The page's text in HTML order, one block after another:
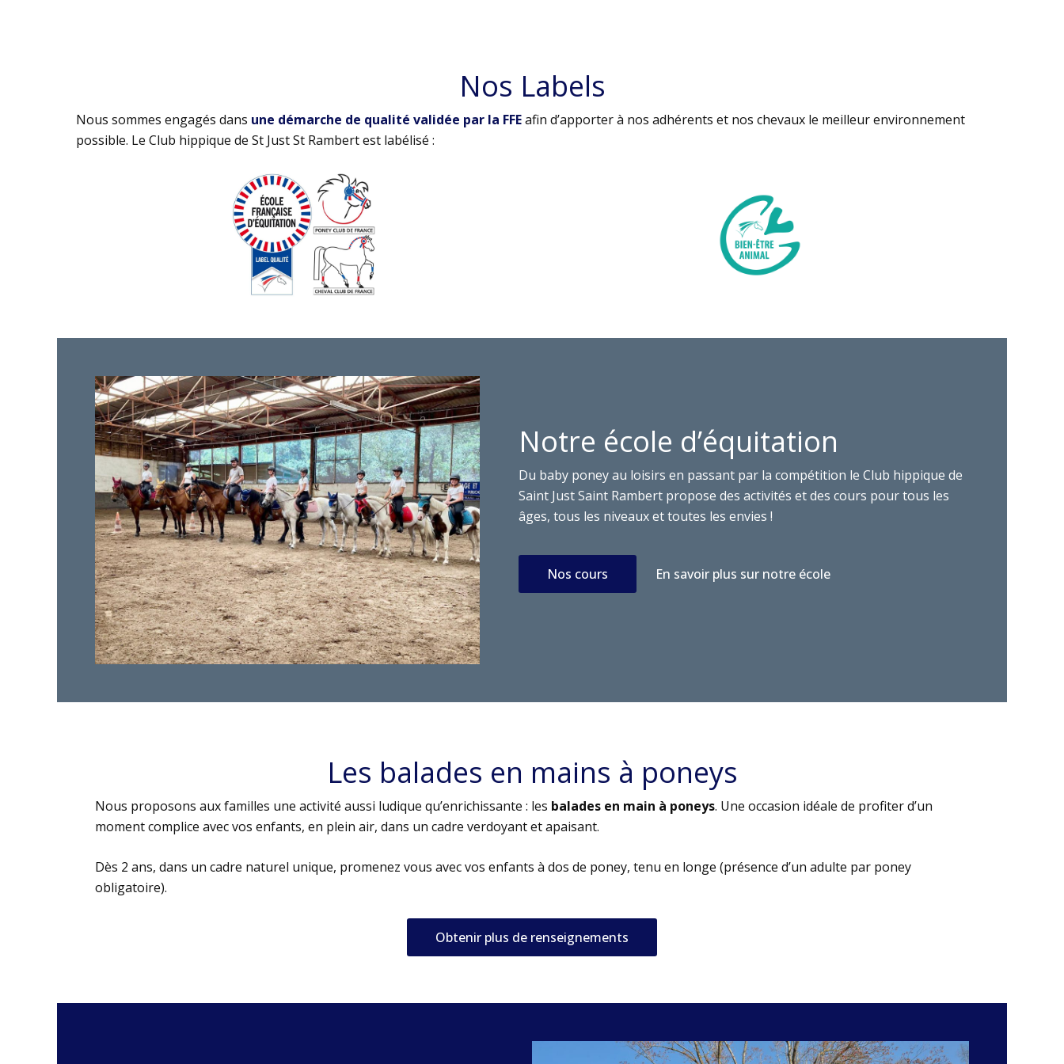
Nos Labels
Nous sommes engagés dans une démarche de qualité validée par la FFEafin d’apporter à nos adhérents et nos chevaux le meilleur environnement
possible. Le Club hippique de St Just St Rambert est labélisé :
Notre école d’équitation
Du baby poney au loisirs en passant par la compétition le Club hippique de
Saint Just Saint Rambert propose des activités et des cours pour tous les
âges, tous les niveaux et toutes les envies !
Nos cours En savoir plus sur notre école
Les balades en mains à poneys
Nous proposons aux familles une activité aussi ludique qu’enrichissante : les balades en main à poneys. Une occasion idéale de profiter d’un
moment complice avec vos enfants, en plein air, dans un cadre verdoyant et apaisant.
Dès 2 ans, dans un cadre naturel unique, promenez vous avec vos enfants à dos de poney, tenu en longe (présence d’un adulte par poney
obligatoire).
Obtenir plus de renseignements